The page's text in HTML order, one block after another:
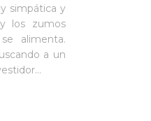
simpática y
los zumos
alimenta.
a un